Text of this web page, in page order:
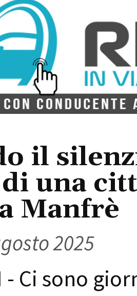
il
una
Manfrè
2025
- Ci sono